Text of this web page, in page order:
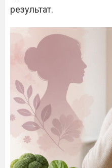
результат.